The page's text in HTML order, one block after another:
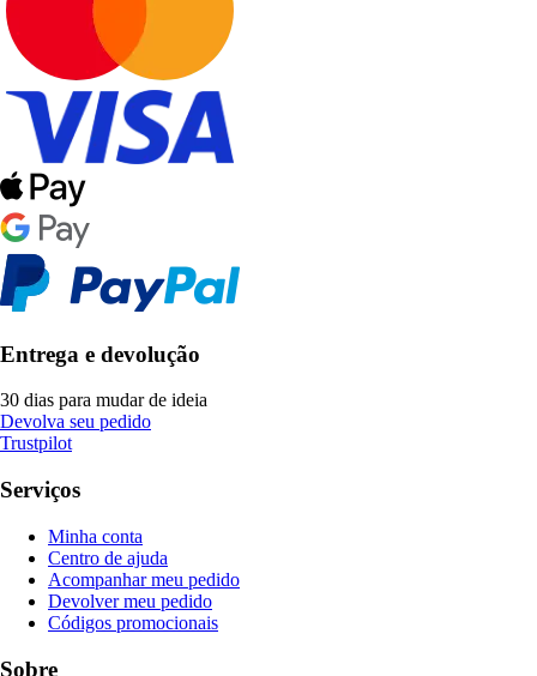
Entrega e devolução
30 dias para mudar de ideia
Devolva seu pedido
Trustpilot
Serviços
Minha conta
Centro de ajuda
Acompanhar meu pedido
Devolver meu pedido
Códigos promocionais
Sobre